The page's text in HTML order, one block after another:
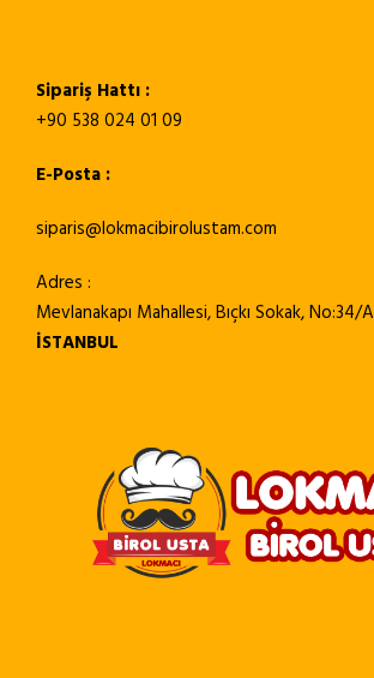
Sipariş Hattı :
+90 538 024 01 09
E-Posta :
siparis@lokmacibirolustam.com
Adres :
Mevlanakapı Mahallesi, Bıçkı Sokak, No:34/A
İSTANBUL